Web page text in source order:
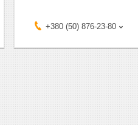
+380 (50) 876-23-80